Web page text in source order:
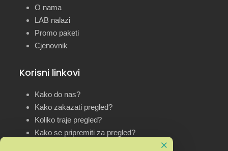
O nama
LAB nalazi
Promo paketi
Cjenovnik
Korisni linkovi
Kako do nas?
Kako zakazati pregled?
Koliko traje pregled?
Kako se pripremiti za pregled?
×